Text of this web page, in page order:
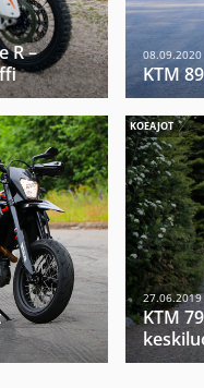
R –
08.09.2020
KTM
KOEAJOT
27.06.2019
KTM